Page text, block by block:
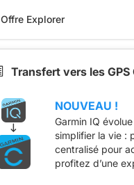
Offre Explorer
Transfert vers les GPS
NOUVEAU !
Garmin IQ
simplifier la vie :
centralisé pour
profitez d’une